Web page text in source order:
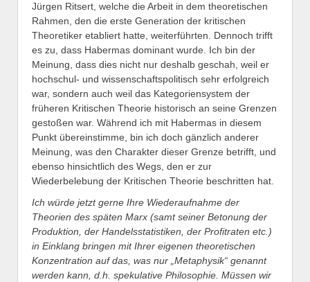
Jürgen Ritsert, welche die Arbeit in dem theoretischen
Rahmen, den die erste Generation der kritischen
Theoretiker etabliert hatte, weiterführten. Dennoch trifft
es zu, dass Habermas dominant wurde. Ich bin der
Meinung, dass dies nicht nur deshalb geschah, weil er
hochschul- und wissenschaftspolitisch sehr erfolgreich
war, sondern auch weil das Kategoriensystem der
früheren Kritischen Theorie historisch an seine Grenzen
gestoßen war. Während ich mit Habermas in diesem
Punkt übereinstimme, bin ich doch gänzlich anderer
Meinung, was den Charakter dieser Grenze betrifft, und
ebenso hinsichtlich des Wegs, den er zur
Wiederbelebung der Kritischen Theorie beschritten hat.
Ich würde jetzt gerne Ihre Wiederaufnahme der
Theorien des späten Marx (samt seiner Betonung der
Produktion, der Handelsstatistiken, der Profitraten etc.)
in Einklang bringen mit Ihrer eigenen theoretischen
Konzentration auf das, was nur „Metaphysik“ genannt
werden kann, d.h. spekulative Philosophie. Müssen wir